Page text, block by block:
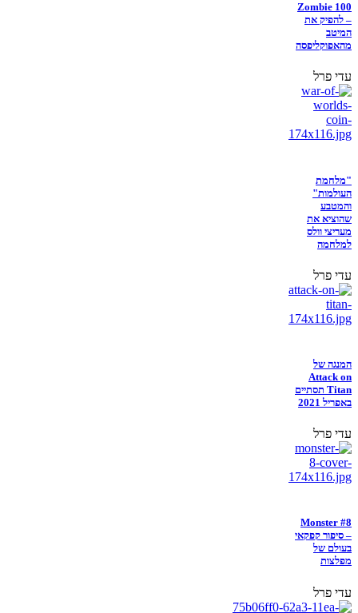
Zombie 100
– להפיק את
המיטב
מהאפוקליפסה
עדי פרל
"מלחמת
העולמות"
והמטבע
שהוציא את
מעריצי וולס
למלחמה
עדי פרל
המנגה של
Attack on
Titan תסתיים
באפריל 2021
עדי פרל
Monster #8
– סיפור קפקאי
בעולם של
מפלצות
עדי פרל